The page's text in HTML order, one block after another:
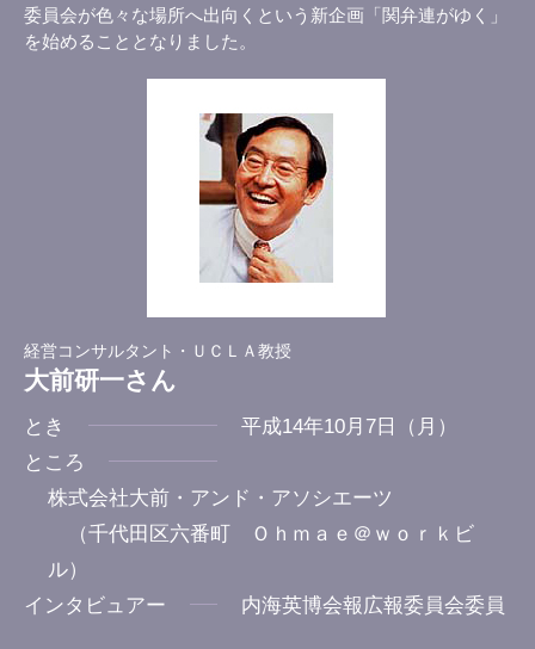
委員会が色々な場所へ出向くという新企画「関弁連がゆく」
を始めることとなりました。
経営コンサルタント・ＵＣＬＡ教授
大前研一さん
とき
平成14年10月7日（月）
ところ
株式会社大前・アンド・アソシエーツ
（千代田区六番町 Ｏｈｍａｅ＠ｗｏｒｋビ
ル）
インタビュアー
内海英博会報広報委員会委員